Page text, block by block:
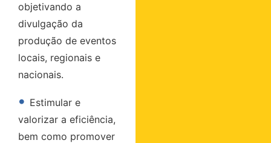
objetivando a
divulgação da
produção de eventos
locais, regionais e
nacionais.
• Estimular e
valorizar a eficiência,
bem como promover